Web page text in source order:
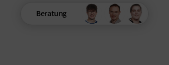
Beratung